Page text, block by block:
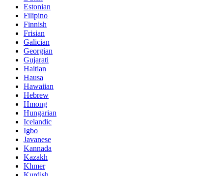
Estonian
Filipino
Finnish
Frisian
Galician
Georgian
Gujarati
Haitian
Hausa
Hawaiian
Hebrew
Hmong
Hungarian
Icelandic
Igbo
Javanese
Kannada
Kazakh
Khmer